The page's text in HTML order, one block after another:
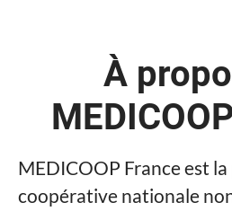
À
MEDICOOP France est
coopérative nationale